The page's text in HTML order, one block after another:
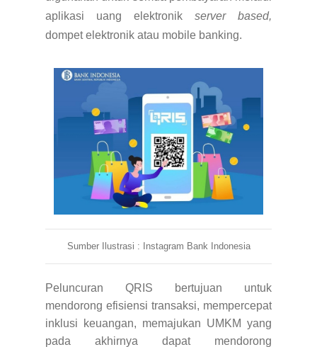
aplikasi uang elektronik server based,
dompet elektronik atau mobile banking.
Sumber Ilustrasi : Instagram Bank Indonesia
Peluncuran QRIS bertujuan untuk
mendorong efisiensi transaksi, mempercepat
inklusi keuangan, memajukan UMKM yang
pada akhirnya dapat mendorong